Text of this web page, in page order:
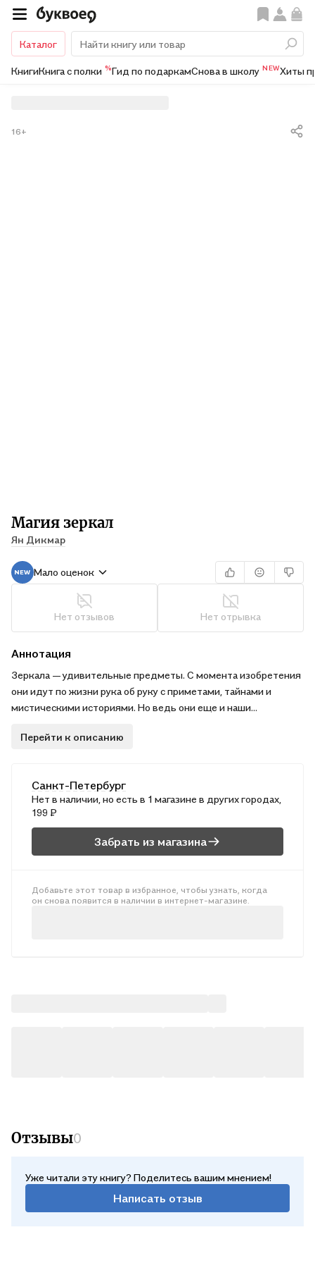
Каталог
КнигиКнига с полки %Гид по подаркамСнова в школу NEWХиты
Магия зеркал
Ян Дикмар
16+
Мало оценок
Нет отзывов Нет отрывка
Аннотация
Зеркала — удивительные предметы. С момента изобретения
они идут по жизни рука об руку с приметами, тайнами и
мистическими историями. Но ведь они еще и наши
себе жизнь без зеркал. Зеркала могут использоваться не
о зеркалах, гадательных и магических обрядах с ними. . .Для
детей старше 16 лет. .
Перейти к описанию
Санкт-Петербург
Нет в наличии, но есть в 1 магазине в других городах,
199 ₽
Забрать из магазина
Добавьте этот товар в избранное, чтобы узнать, когда
он снова появится в наличии в интернет-магазине.
Отзывы0
Уже читали эту книгу? Поделитесь вашим мнением!
Написать отзыв